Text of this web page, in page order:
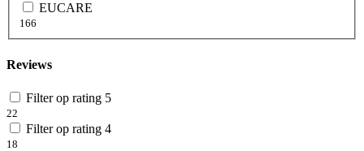
EUCARE
166
Reviews
Filter op rating 5
22
Filter op rating 4
18